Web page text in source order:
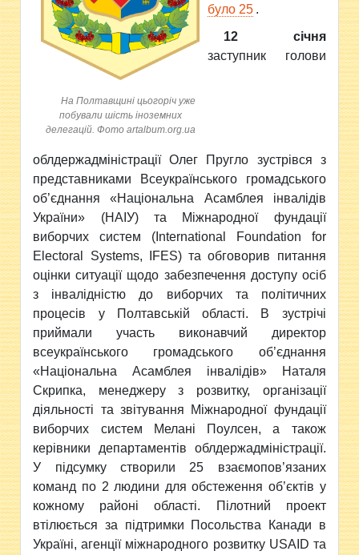
На Полтавщині цьогоріч уже
побували шість іноземних
делегацій. Фото artalbum.org.ua
було 25 .
12 січня
заступник голови
облдержадміністрації Олег Пругло зустрівся з
представниками Всеукраїнського громадського
об’єднання «Національна Асамблея інвалідів
України» (НАІУ) та Міжнародної фундації
виборчих систем (International Foundation for
Electoral Systems, IFES) та обговорив питання
оцінки ситуації щодо забезпечення доступу осіб
з інвалідністю до виборчих та політичних
процесів у Полтавській області. В зустрічі
приймали участь виконавчий директор
всеукраїнського громадського об’єднання
«Національна Асамблея інвалідів» Наталя
Скрипка, менеджеру з розвитку, організації
діяльності та звітування Міжнародної фундації
виборчих систем Мелані Поулсен, а також
керівники департаментів облдержадміністрації.
У підсумку створили 25 взаємопов’язаних
команд по 2 людини для обстеження об’єктів у
кожному районі області. Пілотний проект
втілюється за підтримки Посольства Канади в
Україні, агенції міжнародного розвитку USAID та